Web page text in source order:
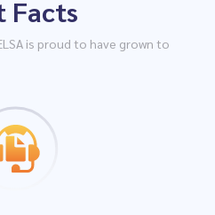
best AI
Facts
is proud to have grown to